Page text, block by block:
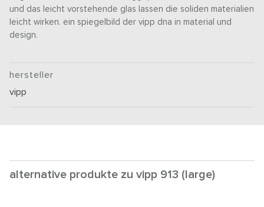
und das leicht vorstehende glas lassen die soliden materialien
leicht wirken. ein spiegelbild der vipp dna in material und
design.
hersteller
vipp
alternative produkte zu vipp 913 (large)